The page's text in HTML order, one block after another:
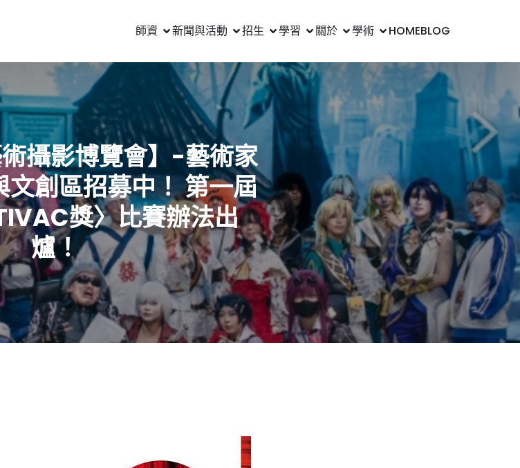
師資 新聞與活動 招生 學習 關於 學術 HOMEBLOG
攝影博覽會】-藝術家
創區招募中！ 第一屆
獎〉比賽辦法出
爐！